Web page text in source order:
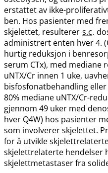
erstattet av ikke-
ben. Hos pasienter med
skjelettet, resulterer s.c.
administrert enten hver 4.
hurtig reduksjon i
serum CTx), med mediane
uNTX​/​Cr innen 1 uke,
bisfosfonatbehandling eller
80% mediane uNTX​/​Cr-
gjennom 49 uker med
hver Q4W) hos pasienter
som involverer skjelettet.
for å utvikle
skjelettrelaterte hendelser
skjelettmetastaser fra